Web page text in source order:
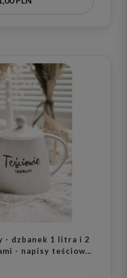
- dzbanek 1 litra i 2
- napisy teściowie